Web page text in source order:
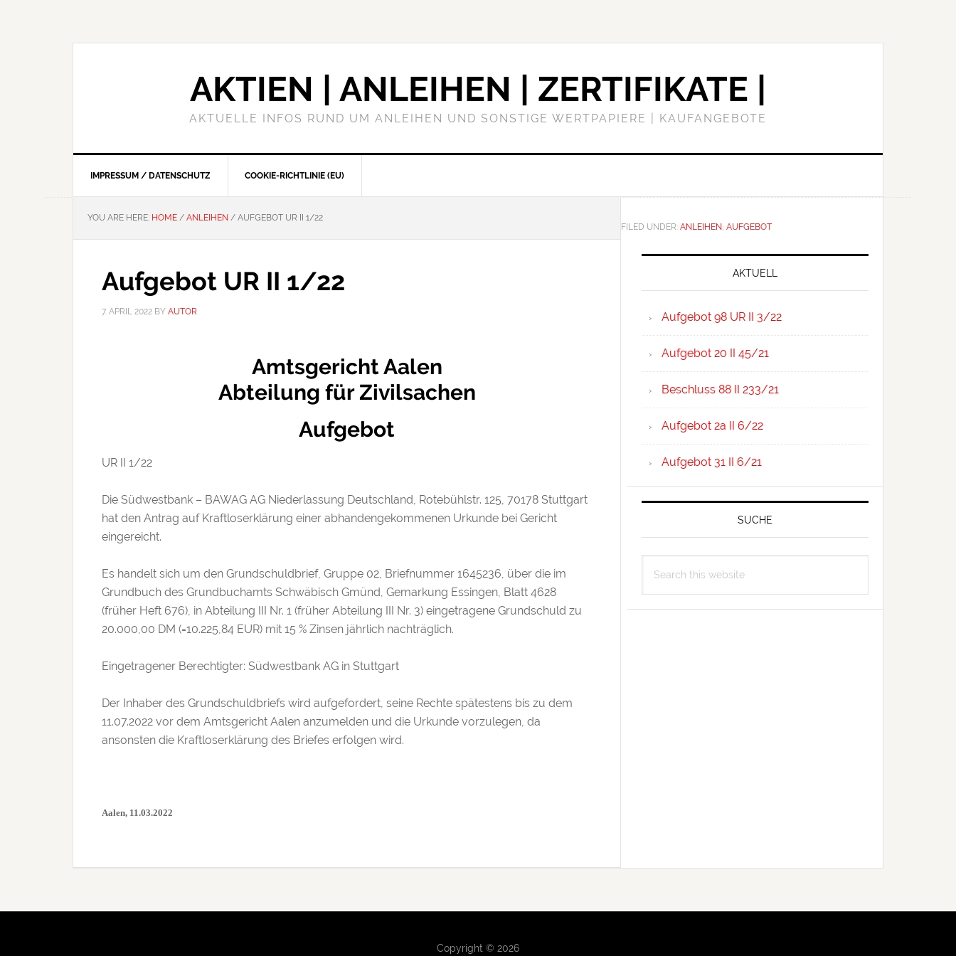
AKTIEN | ANLEIHEN | ZERTIFIKATE |
AKTUELLE INFOS RUND UM ANLEIHEN UND SONSTIGE WERTPAPIERE | KAUFANGEBOTE
IMPRESSUM / DATENSCHUTZ COOKIE-RICHTLINIE (EU)
YOU ARE HERE: HOME / ANLEIHEN / AUFGEBOT UR II 1/22
Aufgebot UR II 1/22
7. APRIL 2022 BY AUTOR
Amtsgericht Aalen
Abteilung für Zivilsachen
Aufgebot
UR II 1/​22
Die Südwestbank – BAWAG AG Niederlassung Deutschland, Rotebühlstr. 125, 70178 Stuttgart
hat den Antrag auf Kraftloserklärung einer abhandengekommenen Urkunde bei Gericht
eingereicht.
Es handelt sich um den Grundschuldbrief, Gruppe 02, Briefnummer 1645236, über die im
Grundbuch des Grundbuchamts Schwäbisch Gmünd, Gemarkung Essingen, Blatt 4628
(früher Heft 676), in Abteilung III Nr. 1 (früher Abteilung III Nr. 3) eingetragene Grundschuld zu
20.000,00 DM (=10.225,84 EUR) mit 15 % Zinsen jährlich nachträglich.
Eingetragener Berechtigter: Südwestbank AG in Stuttgart
Der Inhaber des Grundschuldbriefs wird aufgefordert, seine Rechte spätestens bis zu dem
11.07.2022 vor dem Amtsgericht Aalen anzumelden und die Urkunde vorzulegen, da
ansonsten die Kraftloserklärung des Briefes erfolgen wird.
Aalen, 11.03.2022
FILED UNDER: ANLEIHEN, AUFGEBOT
Primary
AKTUELL
Aufgebot 98 UR II 3/22
Aufgebot 20 II 45/21
Beschluss 88 II 233/21
Aufgebot 2a II 6/22
Aufgebot 31 II 6/21
SUCHE
this
Copyright © 2026